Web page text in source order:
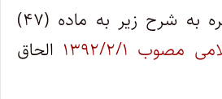
شرح زیر به ماده (۴۷)
۱۳۹۲/۲/۱
الحاق